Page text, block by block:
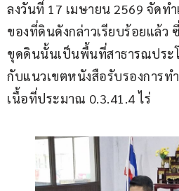
ลงวันที่ 17 เมษายน 2569 จัดท
ของที่ดินดังกล่าวเรียบร้อยแล้ว
ขุดดินนั้นเป็นพื้นที่สาธารณประ
กับแนวเขตหนังสือรับรองการท
เนื้อที่ประมาณ 0.3.41.4 ไร่